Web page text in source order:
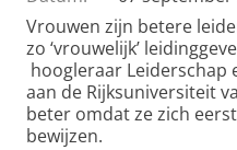
Vrouwen zijn betere
zo ‘vrouwelijk’
hoogleraar Leiderschap
aan de Rijksuniversiteit
beter omdat ze zich
bewijzen.